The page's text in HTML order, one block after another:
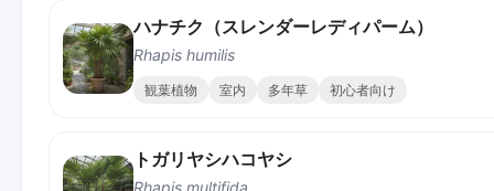
ハナチク（スレンダーレディパーム）
Rhapis humilis
観葉植物 室内 多年草 初心者向け
トガリヤシハコヤシ
Rhapis multifida